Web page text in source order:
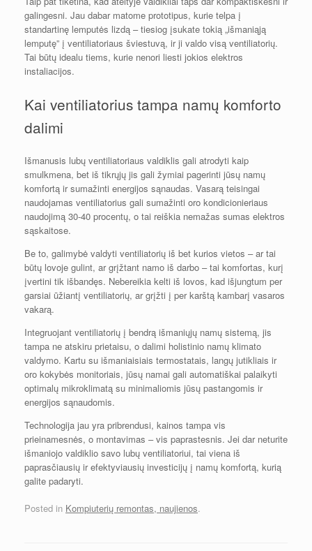
galingesni. Jau dabar matome prototipus, kurie telpa į
standartinę lemputės lizdą – tiesiog įsukate tokią „išmaniąją
lemputę” į ventiliatoriaus šviestuvą, ir ji valdo visą ventiliatorių.
Tai būtų idealu tiems, kurie nenori liesti jokios elektros
instaliacijos.
Kai ventiliatorius tampa namų komforto
dalimi
Išmanusis lubų ventiliatoriaus valdiklis gali atrodyti kaip
smulkmena, bet iš tikrųjų jis gali žymiai pagerinti jūsų namų
komfortą ir sumažinti energijos sąnaudas. Vasarą teisingai
naudojamas ventiliatorius gali sumažinti oro kondicionieriaus
naudojimą 30-40 procentų, o tai reiškia nemažas sumas elektros
sąskaitose.
Be to, galimybė valdyti ventiliatorių iš bet kurios vietos – ar tai
būtų lovoje gulint, ar grįžtant namo iš darbo – tai komfortas, kurį
įvertini tik išbandęs. Nebereikia kelti iš lovos, kad išjungtum per
garsiai ūžiantį ventiliatorių, ar grįžti į per karštą kambarį vasaros
vakarą.
Integruojant ventiliatorių į bendrą išmaniųjų namų sistemą, jis
tampa ne atskiru prietaisu, o dalimi holistinio namų klimato
valdymo. Kartu su išmaniaisiais termostatais, langų jutikliais ir
oro kokybės monitoriais, jūsų namai gali automatiškai palaikyti
optimalų mikroklimatą su minimaliomis jūsų pastangomis ir
energijos sąnaudomis.
Technologija jau yra pribrendusi, kainos tampa vis
prieinamesnės, o montavimas – vis paprastesnis. Jei dar neturite
išmaniojo valdiklio savo lubų ventiliatoriui, tai viena iš
paprasčiausių ir efektyviausių investicijų į namų komfortą, kurią
galite padaryti.
Posted in Kompiuterių remontas, naujienos.